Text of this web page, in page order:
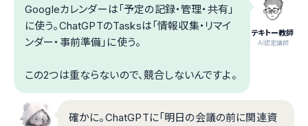
テキトー教師
.AI認定講師
Googleカレンダーは「予定の記録・管理・共有」
に使う。ChatGPTのTasksは「情報収集・リマイ
ンダー・事前準備」に使う。
この2つは重ならないので、競合しないんですよ。
確かに。ChatGPTに「明日の会議の前に関連資